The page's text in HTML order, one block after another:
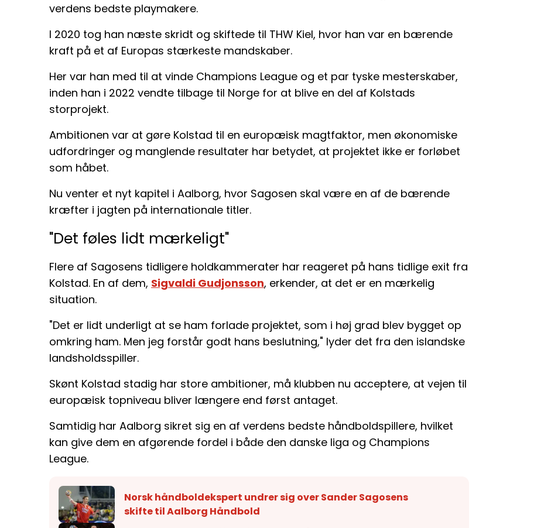
verdens bedste playmakere.
I 2020 tog han næste skridt og skiftede til THW Kiel, hvor han var en bærende
kraft på et af Europas stærkeste mandskaber.
Her var han med til at vinde Champions League og et par tyske mesterskaber,
inden han i 2022 vendte tilbage til Norge for at blive en del af Kolstads
storprojekt.
Ambitionen var at gøre Kolstad til en europæisk magtfaktor, men økonomiske
udfordringer og manglende resultater har betydet, at projektet ikke er forløbet
som håbet.
Nu venter et nyt kapitel i Aalborg, hvor Sagosen skal være en af de bærende
kræfter i jagten på internationale titler.
"Det føles lidt mærkeligt"
Flere af Sagosens tidligere holdkammerater har reageret på hans tidlige exit fra
Kolstad. En af dem, Sigvaldi Gudjonsson, erkender, at det er en mærkelig
situation.
"Det er lidt underligt at se ham forlade projektet, som i høj grad blev bygget op
omkring ham. Men jeg forstår godt hans beslutning," lyder det fra den islandske
landsholdsspiller.
Skønt Kolstad stadig har store ambitioner, må klubben nu acceptere, at vejen til
europæisk topniveau bliver længere end først antaget.
Samtidig har Aalborg sikret sig en af verdens bedste håndboldspillere, hvilket
kan give dem en afgørende fordel i både den danske liga og Champions
League.
Norsk håndboldekspert undrer sig over Sander Sagosens
skifte til Aalborg Håndbold